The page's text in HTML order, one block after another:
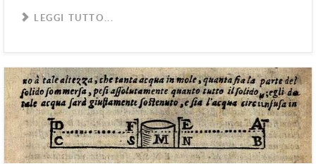
LEGGI TUTTO...